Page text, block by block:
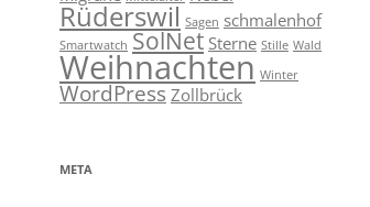
Rüderswil Sagen schmalenhof
Smartwatch SolNet Sterne Stille Wald
Weihnachten Winter
WordPress Zollbrück
META